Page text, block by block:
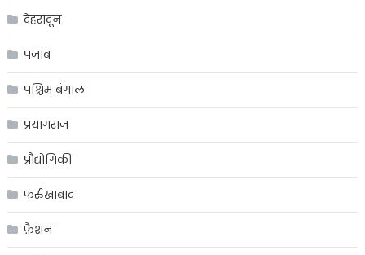
देहरादून
पंजाब
पश्चिम बंगाल
प्रयागराज
प्रौद्योगिकी
फर्रुखाबाद
फ़ैशन